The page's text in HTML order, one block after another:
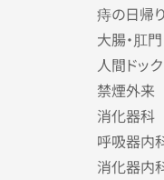
痔の日帰
大腸・肛
人間ドック
禁煙外来
消化器科
呼吸器内
消化器内